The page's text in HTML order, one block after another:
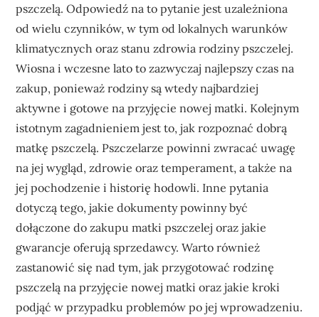
pszczelą. Odpowiedź na to pytanie jest uzależniona
od wielu czynników, w tym od lokalnych warunków
klimatycznych oraz stanu zdrowia rodziny pszczelej.
Wiosna i wczesne lato to zazwyczaj najlepszy czas na
zakup, ponieważ rodziny są wtedy najbardziej
aktywne i gotowe na przyjęcie nowej matki. Kolejnym
istotnym zagadnieniem jest to, jak rozpoznać dobrą
matkę pszczelą. Pszczelarze powinni zwracać uwagę
na jej wygląd, zdrowie oraz temperament, a także na
jej pochodzenie i historię hodowli. Inne pytania
dotyczą tego, jakie dokumenty powinny być
dołączone do zakupu matki pszczelej oraz jakie
gwarancje oferują sprzedawcy. Warto również
zastanowić się nad tym, jak przygotować rodzinę
pszczelą na przyjęcie nowej matki oraz jakie kroki
podjąć w przypadku problemów po jej wprowadzeniu.